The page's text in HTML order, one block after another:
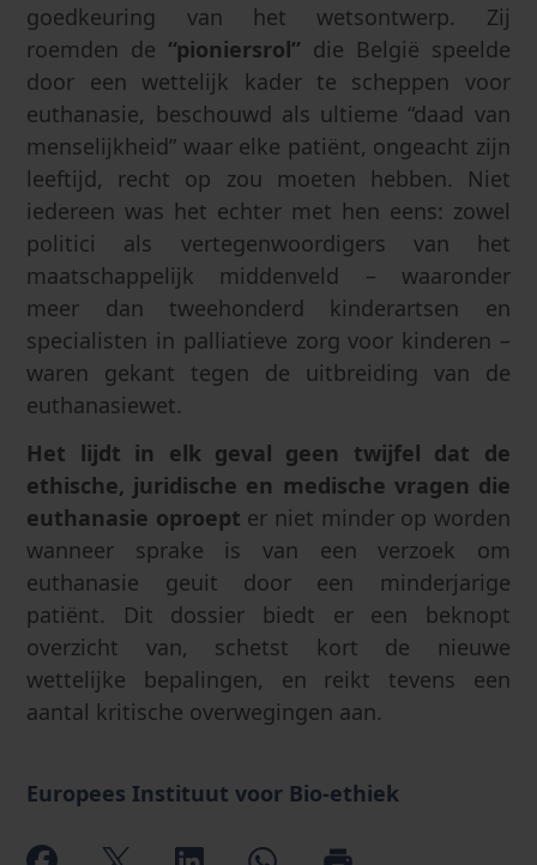
goedkeuring van het wetsontwerp. Zij
roemden de“pioniersrol” die België speelde
door een wettelijk kader te scheppen voor
euthanasie, beschouwd als ultieme “daad van
menselijkheid” waar elke patiënt, ongeacht zijn
leeftijd, recht op zou moeten hebben. Niet
iedereen was het echter met hen eens: zowel
politici als vertegenwoordigers van het
maatschappelijk middenveld – waaronder
meer dan tweehonderd kinderartsen en
specialisten in palliatieve zorg voor kinderen –
waren gekant tegen de uitbreiding van de
euthanasiewet.
Het lijdt in elk geval geen twijfel dat de
ethische, juridische en medische vragen die
euthanasie oproept er niet minder op worden
wanneer sprake is van een verzoek om
euthanasie geuit door een minderjarige
patiënt. Dit dossier biedt er een beknopt
overzicht van, schetst kort de nieuwe
wettelijke bepalingen, en reikt tevens een
aantal kritische overwegingen aan.
Europees Instituut voor Bio-ethiek